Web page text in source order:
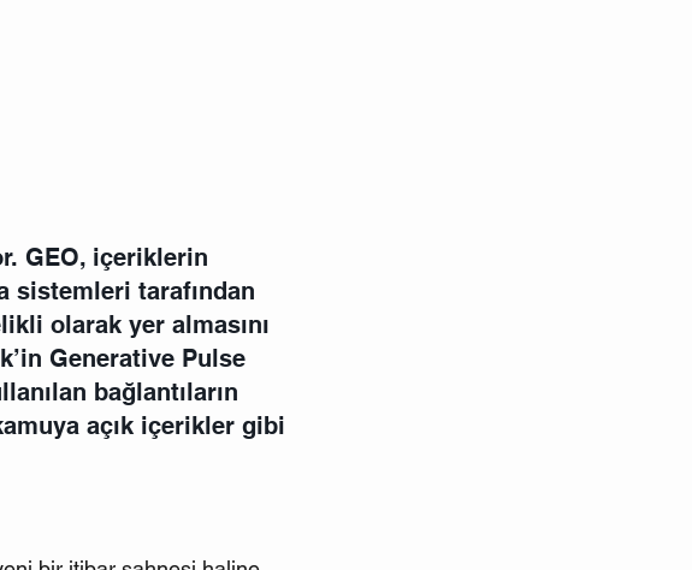
GEO, içeriklerin
sistemleri tarafından
olarak yer almasını
Generative Pulse
bağlantıların
açık içerikler gibi